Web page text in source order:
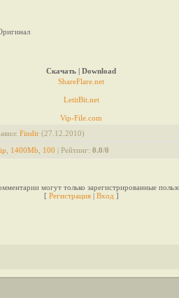
Скачать | Download
ShareFlare.net
LetitBit.net
Vip-File.com
: Findir (27.12.2010)
1400Mb 100 | Рейтинг: 0.0/0
могут только зарегистрированные
[ Регистрация| Вход ]